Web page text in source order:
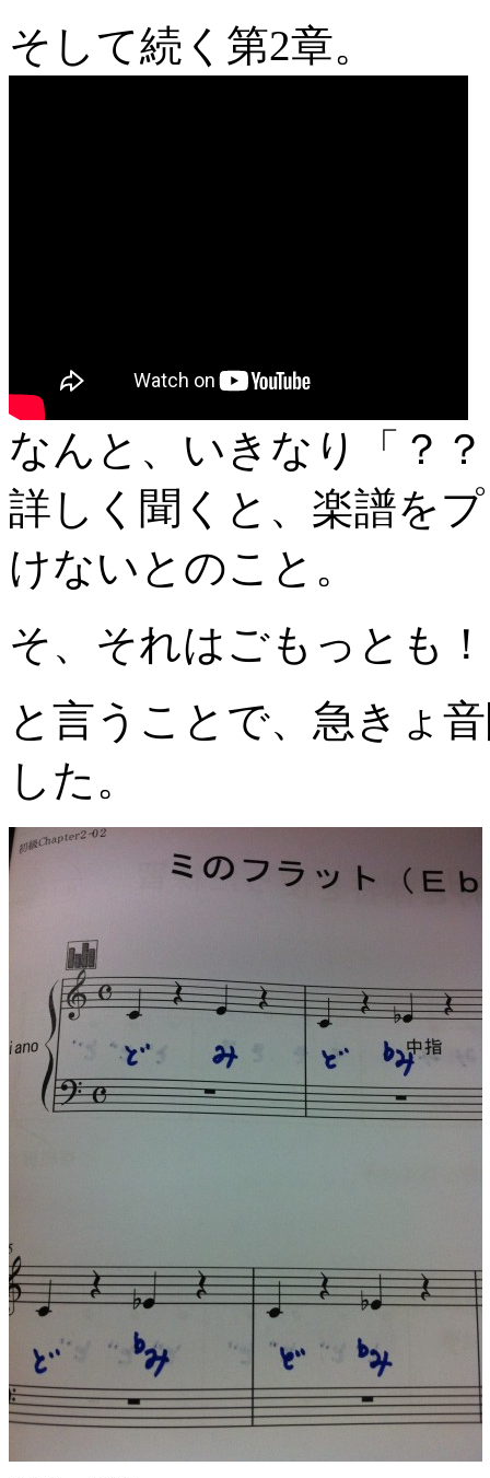
そして続く第2章。
なんと、いきなり「？
詳しく聞くと、楽譜を
けないとのこと。
そ、それはごもっとも！
と言うことで、急きょ
した。